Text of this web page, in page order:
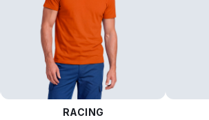
RACING